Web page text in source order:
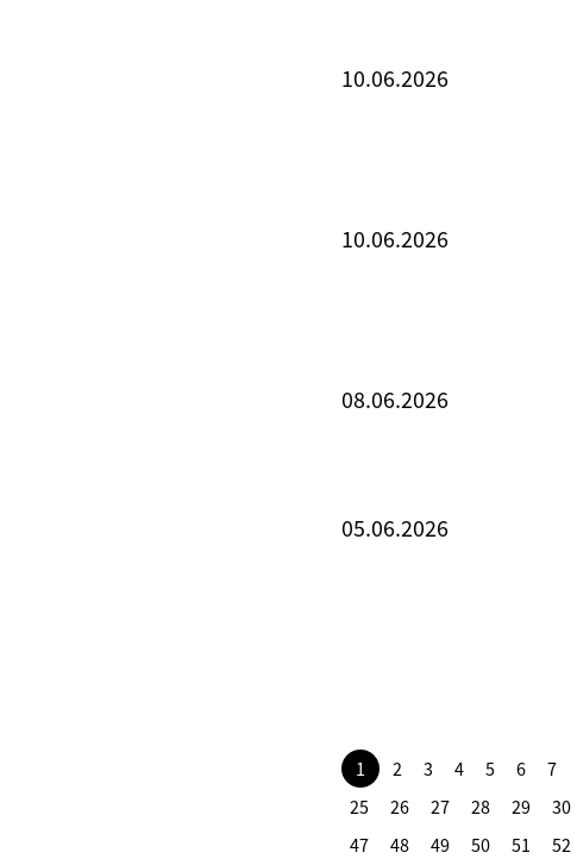
10.06.2026
10.06.2026
08.06.2026
05.06.2026
1 2 3 4 5 6 7
25
26 27 28 29 30
47
48 49 50 51 52